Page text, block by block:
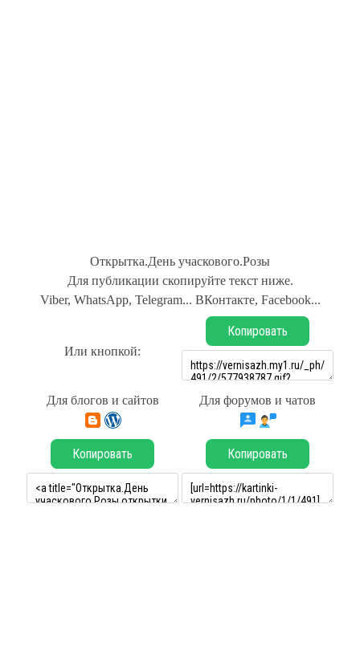
Открытка.День учаскового.Розы
Для публикации скопируйте текст ниже.
Viber, WhatsApp, Telegram... ВКонтакте, Facebook...
Или кнопкой:
Копировать
Для блогов и сайтов Для форумов и чатов
Копировать Копировать